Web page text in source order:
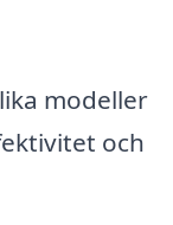
modeller
och